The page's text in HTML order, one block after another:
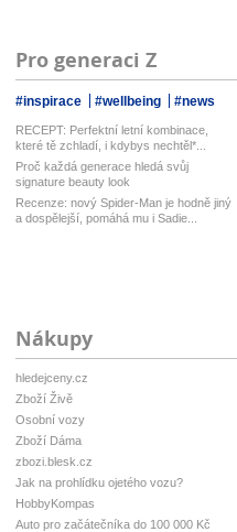
Pro generaci Z
#inspirace #wellbeing #news
RECEPT: Perfektní letní kombinace,
které tě zchladí, i kdybys nechtěl*...
Proč každá generace hledá svůj
signature beauty look
Recenze: nový Spider-Man je hodně jiný
a dospělejší, pomáhá mu i Sadie...
Nákupy
hledejceny.cz
Zboží Živě
Osobní vozy
Zboží Dáma
zbozi.blesk.cz
Jak na prohlídku ojetého vozu?
HobbyKompas
Auto pro začátečníka do 100 000 Kč